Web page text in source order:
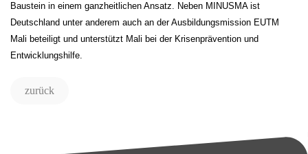
Baustein in einem ganzheitlichen Ansatz. Neben MINUSMA ist
Deutschland unter anderem auch an der Ausbildungsmission EUTM
Mali beteiligt und unterstützt Mali bei der Krisenprävention und
Entwicklungshilfe.
zurück